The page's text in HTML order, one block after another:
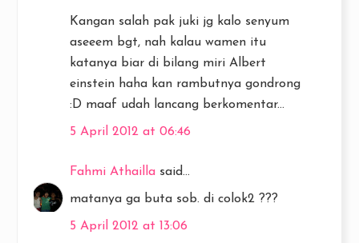
Kangan salah pak juki jg kalo senyum
aseeem bgt, nah kalau wamen itu
katanya biar di bilang miri Albert
einstein haha kan rambutnya gondrong
:D maaf udah lancang berkomentar...
5 April 2012 at 06:46
Fahmi Athailla said...
matanya ga buta sob. di colok2 ???
5 April 2012 at 13:06